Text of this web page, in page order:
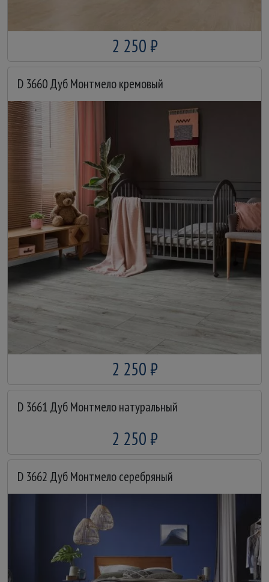
2 250 ₽
D 3660 Дуб Монтмело кремовый
2 250 ₽
D 3661 Дуб Монтмело натуральный
2 250 ₽
D 3662 Дуб Монтмело серебряный